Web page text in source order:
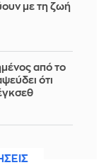
με τη ζωή
από το
ότι